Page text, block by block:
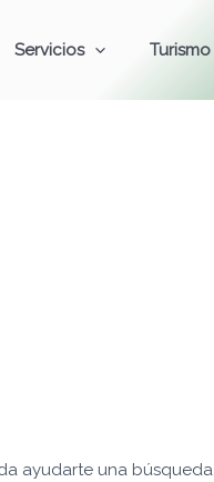
Servicios Turismo
ayudarte una búsqueda.